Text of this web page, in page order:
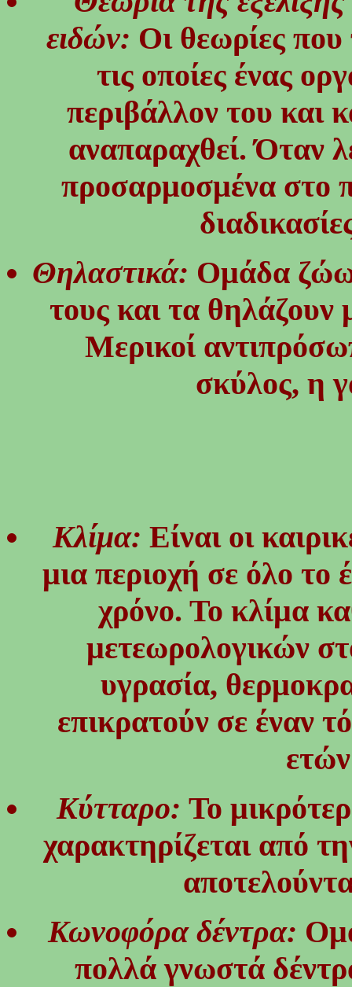
ειδών: Οι θεωρίες που
τις οποίες ένας
περιβάλλον του και
αναπαραχθεί. Όταν
προσαρμοσμένα στο
Θηλαστικά: Ομάδα
τους και τα θηλάζουν
Μερικοί
σκύλος, η
Κλίμα: Είναι οι
μια περιοχή σε όλο το
χρόνο. Το κλίμα
μετεωρολογικών
υγρασία,
επικρατούν σε έναν
Κύτταρο: Το
χαρακτηρίζεται από
Κωνοφόρα δέντρα:
πολλά γνωστά